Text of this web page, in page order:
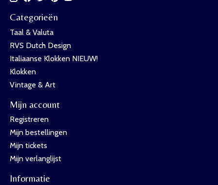
Categorieën
Taal & Valuta
RVS Dutch Design
Italiaanse Klokken NIEUW!
Klokken
Vintage & Art
Mijn account
Registreren
Mijn bestellingen
Mijn tickets
Mijn verlanglijst
Informatie